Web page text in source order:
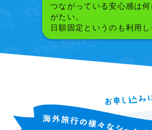
つながっている安心感は何
がたい。
日額固定というのも利用し